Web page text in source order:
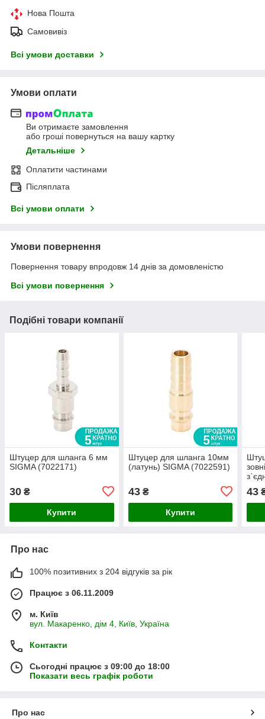
Нова Пошта
Самовивіз
Всі умови доставки
Умови оплати
Ви отримаєте замовлення
або гроші повернуться на вашу картку
Детальніше
Оплатити частинами
Післяплата
Всі умови оплати
Умови повернення
Повернення товару впродовж 14 днів за домовленістю
Всі умови повернення
Подібні товари компанії
Штуцер для шланга 6 мм
SIGMA (7022171)
30 ₴
Купити
Штуцер для шланга 10мм
(латунь) SIGMA (7022591)
43₴
Купити
43
Про нас
100% позитивних з 204 відгуків за рік
Працює з 06.11.2009
м. Київ
вул. Макаренко, дім 4, Київ, Україна
Контакти
Сьогодні працює з 09:00 до 18:00
Показати весь графік роботи
Про нас